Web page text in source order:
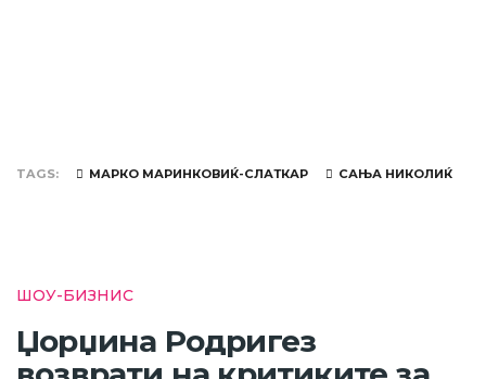
TAGS МАРКО МАРИНКОВИЌ-СЛАТКАР САЊА НИКОЛИЌ
ШОУ-БИЗНИС
Џорџина Родригез